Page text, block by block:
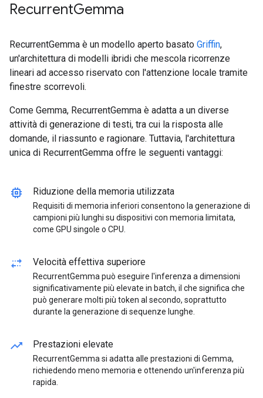
RecurrentGemma
RecurrentGemma è un modello aperto basato Griffin,
un'architettura di modelli ibridi che mescola ricorrenze
lineari ad accesso riservato con l'attenzione locale tramite
finestre scorrevoli.
Come Gemma, RecurrentGemma è adatta a un diverse
attività di generazione di testi, tra cui la risposta alle
domande, il riassunto e ragionare. Tuttavia, l'architettura
unica di RecurrentGemma offre le seguenti vantaggi:
memory Riduzione della memoria utilizzata
Requisiti di memoria inferiori consentono la generazione di
campioni più lunghi su dispositivi con memoria limitata,
come GPU singole o CPU.
multiple_stop Velocità effettiva superiore
RecurrentGemma può eseguire l'inferenza a dimensioni
significativamente più elevate in batch, il che significa che
può generare molti più token al secondo, soprattutto
durante la generazione di sequenze lunghe.
trending_up Prestazioni elevate
RecurrentGemma si adatta alle prestazioni di Gemma,
richiedendo meno memoria e ottenendo un'inferenza più
rapida.